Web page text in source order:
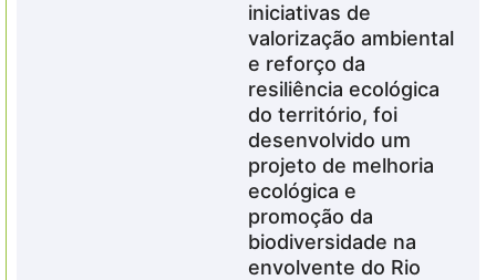
iniciativas de
valorização ambiental
e reforço da
resiliência ecológica
do território, foi
desenvolvido um
projeto de melhoria
ecológica e
promoção da
biodiversidade na
envolvente do Rio